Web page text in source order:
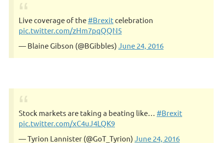
Live coverage of the#Brexitcelebration
pic.twitter.com/zHm7pqQQN5
— Blaine Gibson (@BGibbles) June 24, 2016
Stock markets are taking a beating like… #Brexit
pic.twitter.com/xC4uJ4LQK9
— Tyrion Lannister (@GoT_Tyrion) June 24, 2016